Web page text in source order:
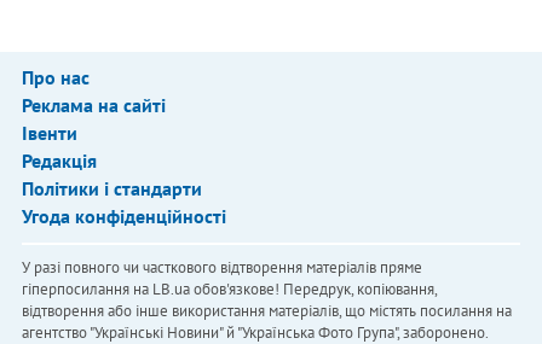
Про нас
Реклама на сайті
Івенти
Редакція
Політики і стандарти
Угода конфіденційності
У разі повного чи часткового відтворення матеріалів пряме
гіперпосилання на LB.ua обов'язкове! Передрук, копіювання,
відтворення або інше використання матеріалів, що містять посилання на
агентство "Українськi Новини" й "Українська Фото Група", заборонено.